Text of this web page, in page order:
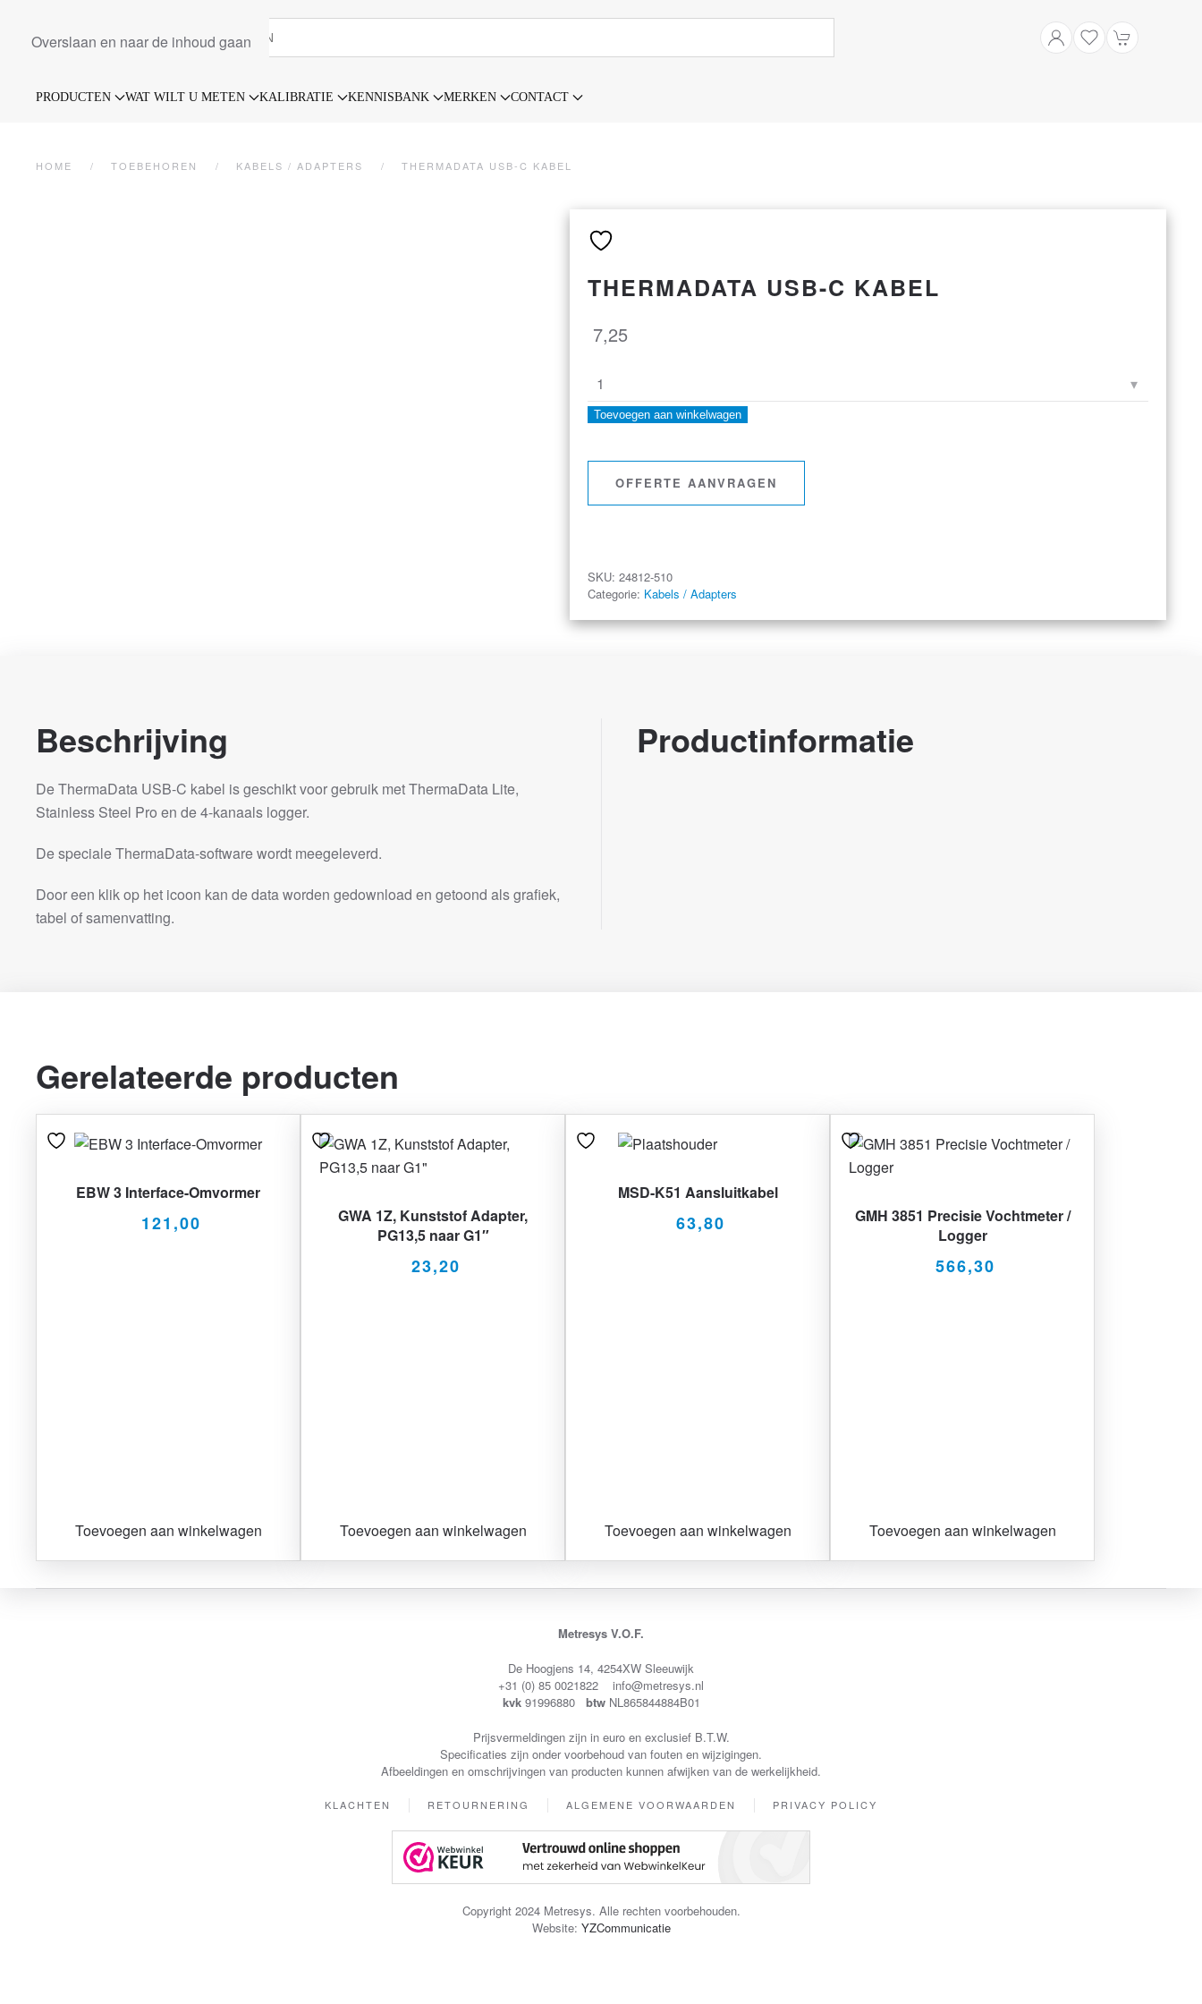
Overslaan en naar de inhoud gaan
PRODUCTEN WAT WILT U METEN KALIBRATIE KENNISBANK MERKEN CONTACT
HOME TOEBEHOREN KABELS / ADAPTERS THERMADATA USB-C KABEL
THERMADATA USB-C KABEL
7,25
ThermaData
USB-
kabel
aantal
Toevoegen aan winkelwagen
OFFERTE AANVRAGEN
SKU: 24812-510
Categorie: Kabels / Adapters
Beschrijving
De ThermaData USB-C kabel is geschikt voor gebruik met ThermaData Lite,
Stainless Steel Pro en de 4-kanaals logger.
De speciale ThermaData-software wordt meegeleverd.
Door een klik op het icoon kan de data worden gedownload en getoond als grafiek,
tabel of samenvatting.
Productinformatie
Gerelateerde producten
EBW 3 Interface-Omvormer
121,00
Toevoegen aan winkelwagen
GWA 1Z, Kunststof Adapter,
PG13,5 naar G1″
23,20
Toevoegen aan winkelwagen
MSD-K51 Aansluitkabel
63,80
Toevoegen aan winkelwagen
GMH 3851 Precisie Vochtmeter /
Logger
566,30
Toevoegen aan winkelwagen
Metresys V.O.F.
De Hoogjens 14, 4254XW Sleeuwijk
+31 (0) 85 0021822 info@metresys.nl
kvk 91996880 btw NL865844884B01
Prijsvermeldingen zijn in euro en exclusief B.T.W.
Specificaties zijn onder voorbehoud van fouten en wijzigingen.
Afbeeldingen en omschrijvingen van producten kunnen afwijken van de werkelijkheid.
KLACHTEN RETOURNERING ALGEMENE VOORWAARDEN PRIVACY POLICY
Copyright 2024 Metresys. Alle rechten voorbehouden.
Website: YZCommunicatie